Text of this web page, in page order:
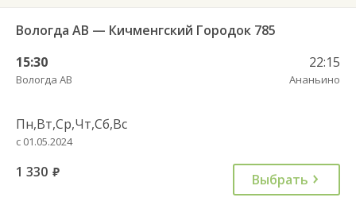
Вологда АВ — Кичменгский Городок 785
15:30
Вологда АВ
22:15
Ананьино
Пн,Вт,Ср,Чт,Сб,Вс
с 01.05.2024
1 330 руб. Выбрать